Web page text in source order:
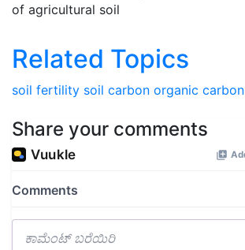
of agricultural soil
Related Topics
soil fertility soil carbon organic carbon
Share your comments